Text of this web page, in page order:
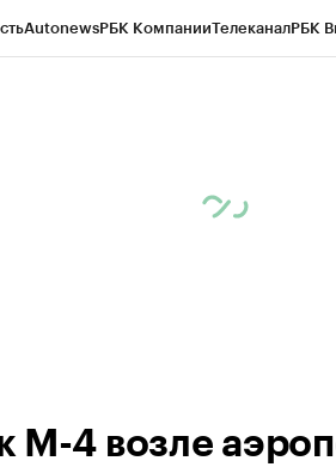
AutonewsРБК КомпанииТелеканалРБК
М-4 возле